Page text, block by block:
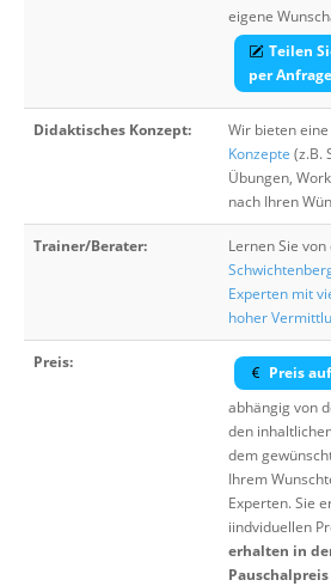
eigene
Teilen
per
Didaktisches Konzept: Wir bieten eine
Konzepte (z.B.
Übungen,
nach Ihren
Trainer/Berater: Lernen Sie
Experten mit
hoher
Preis:
Preis
abhängig von
den
dem
Ihrem
Experten. Sie
iindviduellen
erhalten in